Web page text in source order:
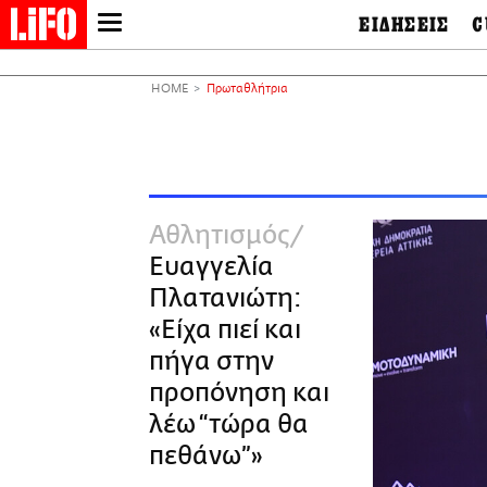
NEWSLETTER
ΑΜΠΑ
PRINT
ΕΙΔΗΣΕΙΣ
TV & Media
&
HOME Πρωταθλήτρια
Αθλητισμός
Ευαγγελία
Πλατανιώτη:
«Είχα πιεί και
πήγα στην
προπόνηση και
λέω “τώρα θα
πεθάνω”»